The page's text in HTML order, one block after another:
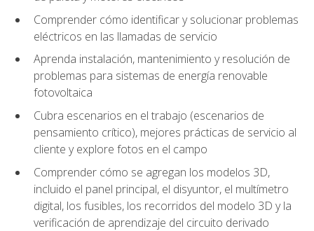
Comprender cómo identificar y solucionar problemas
eléctricos en las llamadas de servicio
Aprenda instalación, mantenimiento y resolución de
problemas para sistemas de energía renovable
fotovoltaica
Cubra escenarios en el trabajo (escenarios de
pensamiento crítico), mejores prácticas de servicio al
cliente y explore fotos en el campo
Comprender cómo se agregan los modelos 3D,
incluido el panel principal, el disyuntor, el multímetro
digital, los fusibles, los recorridos del modelo 3D y la
verificación de aprendizaje del circuito derivado